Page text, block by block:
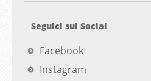
Seguici sui Social
Facebook
Instagram